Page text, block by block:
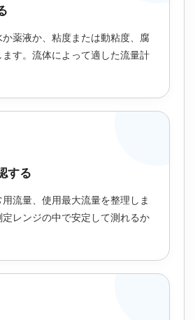
薬液か、粘度または動粘度、腐
す。流体によって適した流量計
する
流量、使用最大流量を整理しま
レンジの中で安定して測れるか